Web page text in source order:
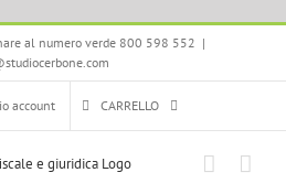
al numero verde 800 598 552 |
account CARRELLO